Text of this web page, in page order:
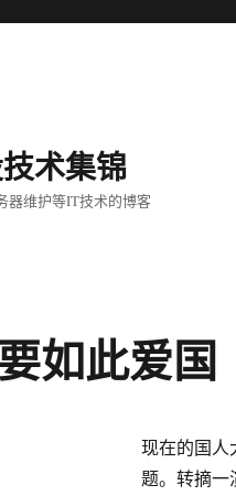
术集锦
器维护等IT技术的博客
如此爱国
现在的国人
题。转摘一